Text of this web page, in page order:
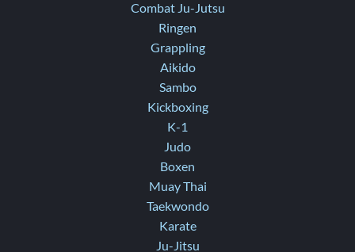
Combat Ju-Jutsu
Ringen
Grappling
Aikido
Sambo
Kickboxing
K-1
Judo
Boxen
Muay Thai
Taekwondo
Karate
Ju-Jitsu